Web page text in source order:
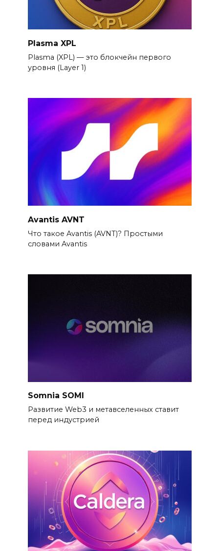
Plasma XPL
Plasma (XPL) — это блокчейн первого
уровня (Layer 1)
Avantis AVNT
Что такое Avantis (AVNT)? Простыми
словами Avantis
Somnia SOMI
Развитие Web3 и метавселенных ставит
перед индустрией